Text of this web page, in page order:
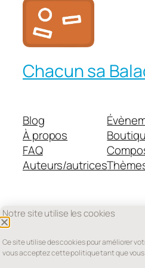
Chacun sa
Blog
À propos
FAQ
Auteurs/autrices
Twenty Twenty-Five
Notre site utilise les cookies
Ce site utilise des cookies pour améliorer
vous acceptez cette politique tant que